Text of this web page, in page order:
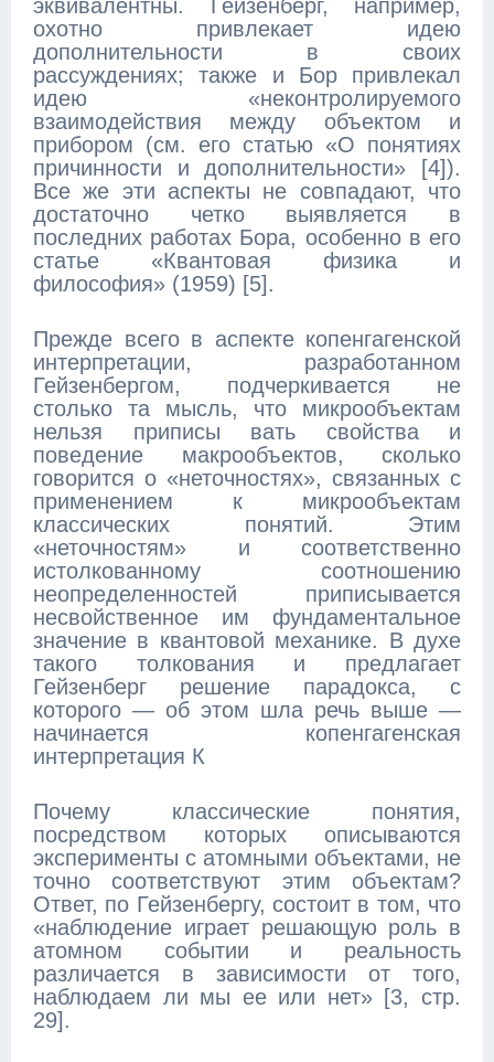
эквивалентны. Гейзенберг, например,
охотно привлекает идею
дополнительности в своих
рассуждениях; также и Бор привлекал
идею «неконтролируемого
взаимодействия между объектом и
прибором (см. его статью «О понятиях
причинности и дополнительности» [4]).
Все же эти аспекты не совпадают, что
достаточно четко выявляется в
последних работах Бора, особенно в его
статье «Квантовая физика и
философия» (1959) [5].
Прежде всего в аспекте копенгагенской
интерпретации, разработанном
Гейзенбергом, подчеркивается не
столько та мысль, что микрообъектам
нельзя приписы вать свойства и
поведение макрообъектов, сколько
говорится о «неточностях», связанных с
применением к микрообъектам
классических понятий. Этим
«неточностям» и соответственно
истолкованному соотношению
неопределенностей приписывается
несвойственное им фундаментальное
значение в квантовой механике. В духе
такого толкования и предлагает
Гейзенберг решение парадокса, с
которого — об этом шла речь выше —
начинается копенгагенская
интерпретация К
Почему классические понятия,
посредством которых описываются
эксперименты с атомными объектами, не
точно соответствуют этим объектам?
Ответ, по Гейзенбергу, состоит в том, что
«наблюдение играет решающую роль в
атомном событии и реальность
различается в зависимости от того,
наблюдаем ли мы ее или нет» [3, стр.
29].